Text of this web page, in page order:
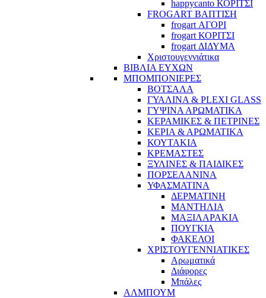
happycanto ΚΟΡΙΤΣΙ
FROGART ΒΑΠΤΙΣΗ
frogart ΑΓΟΡΙ
frogart ΚΟΡΙΤΣΙ
frogart ΔΙΔΥΜΑ
Χριστουγεννιάτικα
ΒΙΒΛΙΑ ΕΥΧΩΝ
ΜΠΟΜΠΟΝΙΕΡΕΣ
ΒΟΤΣΑΛΑ
ΓΥΑΛΙΝΑ & PLEXI GLASS
ΓΥΨΙΝΑ ΑΡΩΜΑΤΙΚΑ
ΚΕΡΑΜΙΚΕΣ & ΠΕΤΡΙΝΕΣ
ΚΕΡΙΑ & ΑΡΩΜΑΤΙΚΑ
ΚΟΥΤΑΚΙΑ
ΚΡΕΜΑΣΤΕΣ
ΞΥΛΙΝΕΣ & ΠΑΙΔΙΚΕΣ
ΠΟΡΣΕΛΑΝΙΝΑ
ΥΦΑΣΜΑΤΙΝA
ΔΕΡΜΑΤΙΝΗ
ΜΑΝΤΗΛΙΑ
ΜΑΞΙΛΑΡΑΚΙΑ
ΠΟΥΓΚΙΑ
ΦΑΚΕΛΟΙ
ΧΡΙΣΤΟΥΓΕΝΝΙΑΤΙΚΕΣ
Αρωματικά
Διάφορες
Μπάλες
ΑΛΜΠΟΥΜ